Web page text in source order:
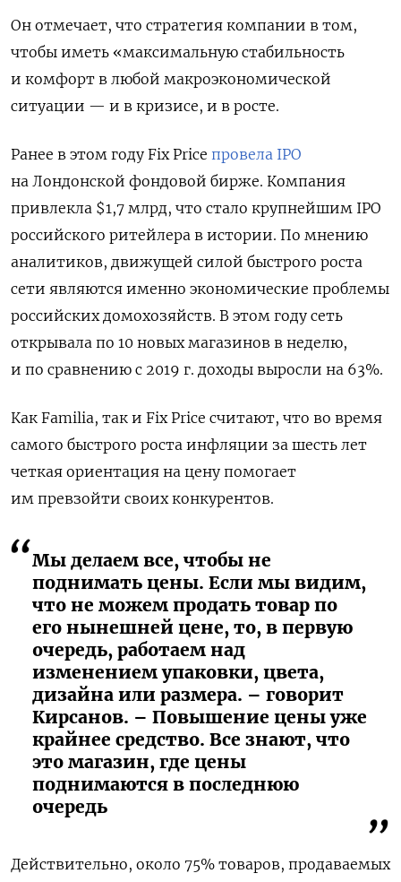
Он отмечает, что стратегия компании в том,
чтобы иметь «максимальную стабильность
и комфорт в любой макроэкономической
ситуации — и в кризисе, и в росте.
Ранее в этом году Fix Price провела IPO
на Лондонской фондовой бирже. Компания
привлекла $1,7 млрд, что стало крупнейшим IPO
российского ритейлера в истории. По мнению
аналитиков, движущей силой быстрого роста
сети являются именно экономические проблемы
российских домохозяйств. В этом году сеть
открывала по 10 новых магазинов в неделю,
и по сравнению с 2019 г. доходы выросли на 63%.
Как Familia, так и Fix Price считают, что во время
самого быстрого роста инфляции за шесть лет
четкая ориентация на цену помогает
им превзойти своих конкурентов.
Мы делаем все, чтобы не
поднимать цены. Если мы видим,
что не можем продать товар по
его нынешней цене, то, в первую
очередь, работаем над
изменением упаковки, цвета,
дизайна или размера. – говорит
Кирсанов. – Повышение цены уже
крайнее средство. Все знают, что
это магазин, где цены
поднимаются в последнюю
очередь
Действительно, около 75% товаров, продаваемых